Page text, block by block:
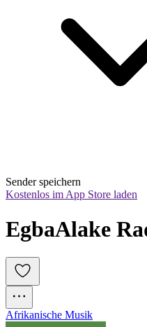
Sender speichern
Kostenlos im App Store laden
EgbaAlake
Afrikanische Musik